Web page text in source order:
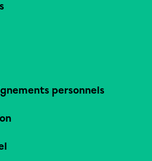
personnels